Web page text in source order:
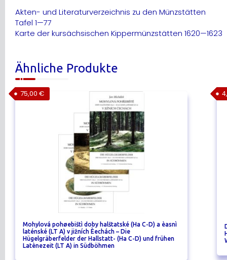
Akten- und Literaturverzeichnis zu den Münzstätten
Tafel 1—77
Karte der kursächsischen Kippermünzstätten 1620—1623
Ähnliche Produkte
Mohylová pohøebištì doby halštatské (Ha C-D) a èasnì
laténské (LT A) v jižních Èechách – Die
Hügelgräberfelder der Hallstatt- (Ha C-D) und frühen
Latènezeit (LT A) in Südböhmen
75,00 €